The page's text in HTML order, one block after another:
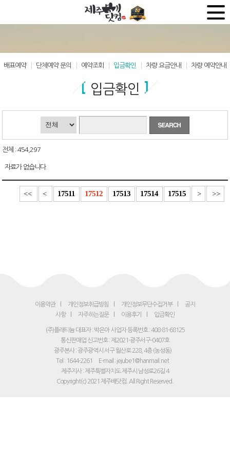
배표예약 단체예약 문의 예약조회 입금확인 차량 요금안내 차량 예약안내
입금확인
전체 : 454,297
자료가 없습니다.
<< < 17511 17512 17513 17514 17515 > >>
이용약관 개인정보취급방침 개인정보무단수집거부
공지
사항
자주하는질문 이용후기 입금확인
(주)플래티늄 대표자 : 박은아 사업자 등록번호 : 408-81-68125
통신판매업 신고번호 : 제2021-광주서구-0407호
광주본사 : 광주광역시 서구 월산로 228, 4층 (농성동)
Tel : 1644-2261
E-mail : jejube1@hanmail.net
제주지사 : 제주특별자치도 제주시 남성로26길 4
Copyright(c) 2021 제주배닷컴. All Right Reserved.